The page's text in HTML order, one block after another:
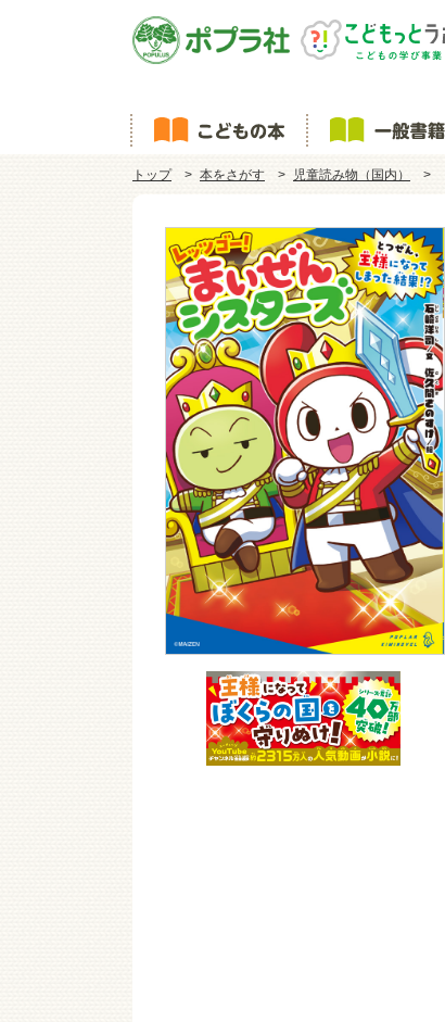
トップ 本をさがす 児童読み物（国内）